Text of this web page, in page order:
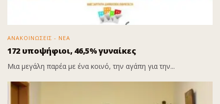
ΑΝΑΚΟΙΝΩΣΕΙΣ - ΝΕΑ
172 υποψήφιοι, 46,5% γυναίκες
Μια μεγάλη παρέα με ένα κοινό, την αγάπη για την...